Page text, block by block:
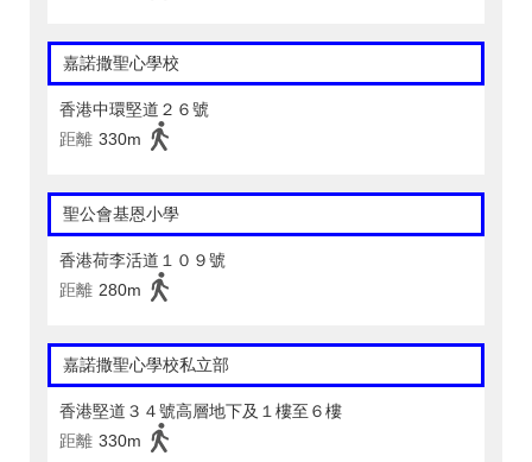
嘉諾撒聖心學校
香港中環堅道２６號
距離 330m
聖公會基恩小學
香港荷李活道１０９號
距離 280m
嘉諾撒聖心學校私立部
香港堅道３４號高層地下及１樓至６樓
距離 330m